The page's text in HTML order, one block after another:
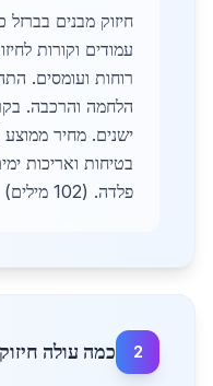
חיזוק מבנים
עמודים וקורות
רוחות ועומסים.
הלחמה והרכבה.
בטיחות ואריכות
פלדה. (102 מילים)
2 כמה עולה